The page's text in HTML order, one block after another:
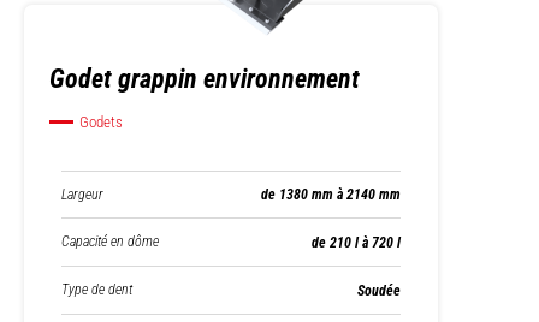
Godet grappin environnement
Godets
Largeur de 1380 mm à 2140 mm
Capacité en dôme de 210 l à 720 l
Type de dent Soudée